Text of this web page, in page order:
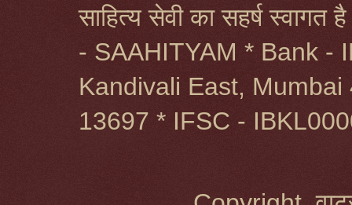
साहित्य सेवी का सहर्ष
- SAAHITYAM * Bank -
Kandivali East,
13697 * IFSC -